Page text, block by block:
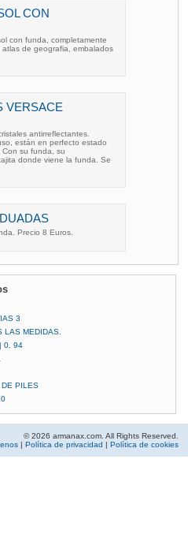
CON
con funda, completamente
de geografia, embalados
VERSACE
antirreflectantes.
están en perfecto estado
su funda, su
donde viene la funda. Se
Precio 8 Euros.
3
LAS MEDIDAS.
0. 94
DE PILES
© 2026 armanax.com. All Rights Reserved.
| Política de privacidad | Política de cookies